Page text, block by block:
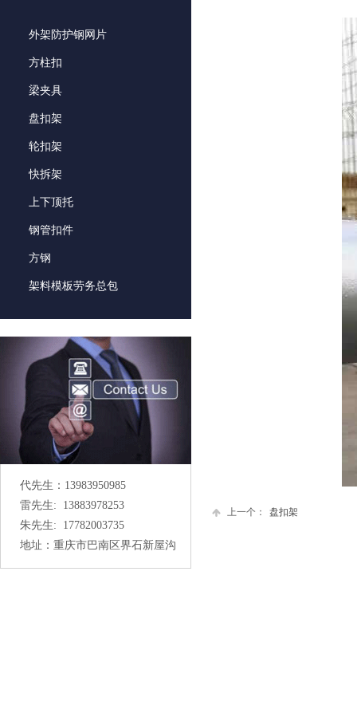
外架防护钢网片
方柱扣
梁夹具
盘扣架
轮扣架
快拆架
上下顶托
钢管扣件
方钢
架料模板劳务总包
上一个： 盘扣架
代先生：13983950985
雷先生: 13883978253
朱先生: 17782003735
地址：重庆市巴南区界石新屋沟